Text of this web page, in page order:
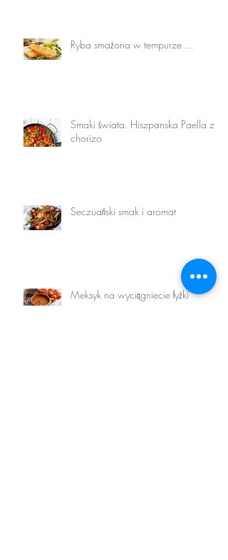
Ryba smażona w tempurze ...
Smaki świata. Hiszpanska Paella z
chorizo
Seczuański smak i aromat
Meksyk na wyciągniecie łyżki